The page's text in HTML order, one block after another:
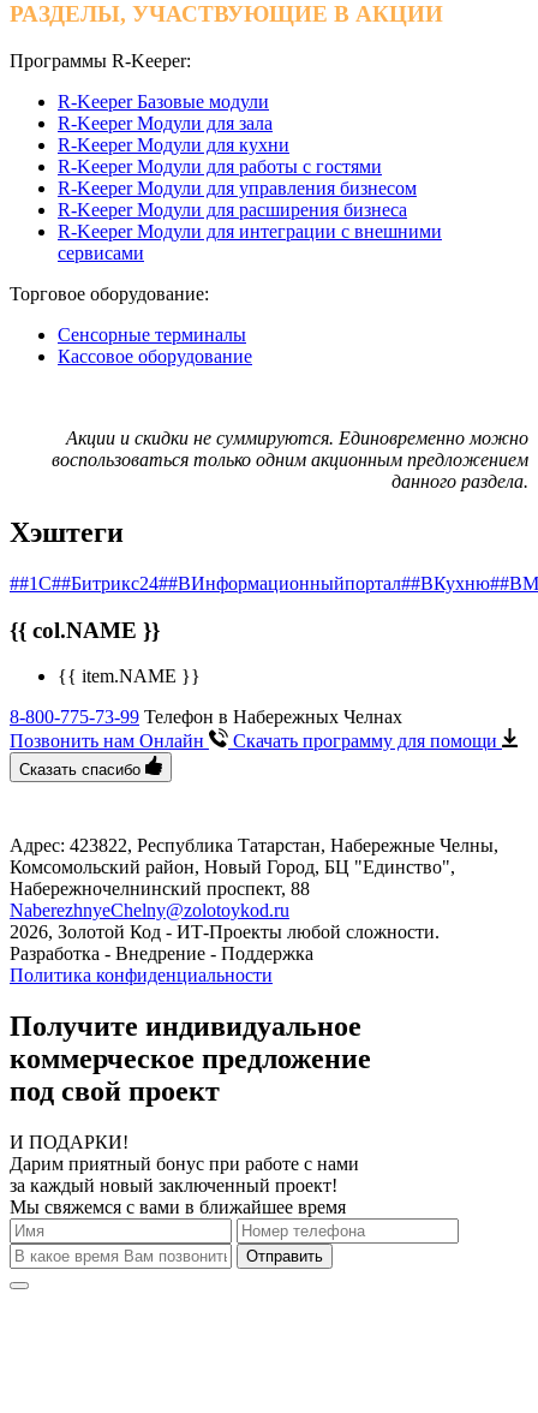
РАЗДЕЛЫ, УЧАСТВУЮЩИЕ В АКЦИИ
Программы R-Keeper:
R-Keeper Базовые модули
R-Keeper Модули для зала
R-Keeper Модули для кухни
R-Keeper Модули для работы с гостями
R-Keeper Модули для управления бизнесом
R-Keeper Модули для расширения бизнеса
R-Keeper Модули для интеграции с внешними
сервисами
Торговое оборудование:
Сенсорные терминалы
Кассовое оборудование
Акции и скидки не суммируются. Единовременно можно
воспользоваться только одним акционным предложением
данного раздела.
Хэштеги
##1С##Битрикс24##ВИнформационныйпортал##ВКухню
{{ col.NAME }}
{{ item.NAME }}
8-800-775-73-99 Телефон в Набережных Челнах
Позвонить нам Онлайн
Скачать программу для помощи
Сказать спасибо
Адрес: 423822, Республика Татарстан, Набережные Челны,
Комсомольский район, Новый Город, БЦ "Единство", ​
Набережночелнинский проспект, 88
NaberezhnyeChelny@zolotoykod.ru
2026, Золотой Код - ИТ-Проекты любой сложности.
Разработка - Внедрение - Поддержка
Политика конфиденциальности
Получите индивидуальное
коммерческое предложение
под свой проект
И ПОДАРКИ!
Дарим приятный бонус при работе с нами
за каждый новый заключенный проект!
Мы свяжемся с вами в ближайшее время
Отправить